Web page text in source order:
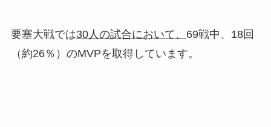
要塞大戦では30人の試合において、 69戦中、18回
（約26％）のMVPを取得しています。